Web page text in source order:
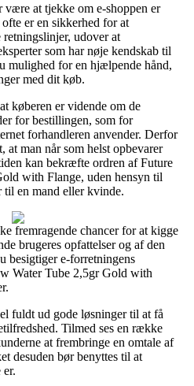
at tjekke om e-shoppen er
er en sikkerhed for at
udover at
som har nøje kendskab til
mulighed for en hjælpende hånd,
med dit køb.
køberen er vidende om de
for bestillingen, som for
forhandleren anvender. Derfor
at man når som helst opbevarer
kan bekræfte ordren af Future
with Flange, uden hensyn til
til en mand eller kvinde.
fremragende chancer for at kigge
brugeres opfattelser og af den
besigtiger e-forretningens
Water Tube 2,5gr Gold with
fuldt ud gode løsninger til at få
Tilmed ses en række
at frembringe en omtale af
desuden bør benyttes til at